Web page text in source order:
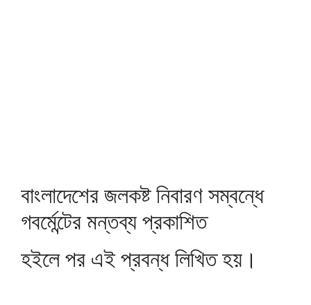
বাংলাদেশের জলকষ্ট নিবারণ সম্বন্ধে
গবর্মেন্টের মন্তব্য প্রকাশিত
হইলে পর এই প্রবন্ধ লিখিত হয়।